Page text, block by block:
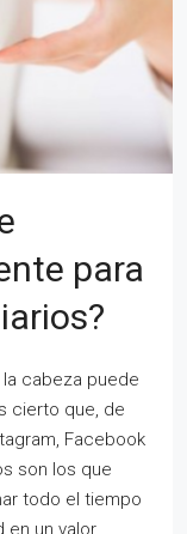
para
cabeza puede
cierto que, de
Facebook
son los que
todo el tiempo
en un valor